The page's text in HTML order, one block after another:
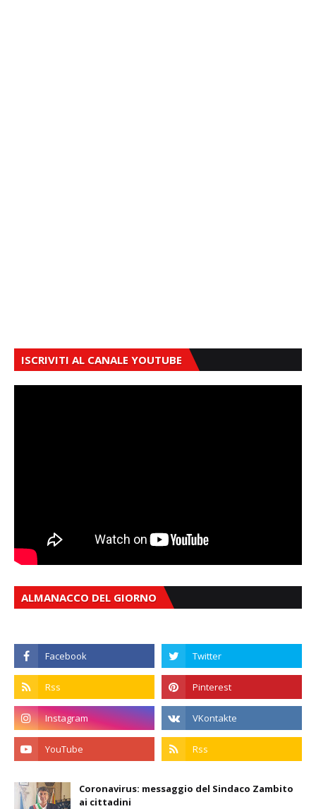
ISCRIVITI AL CANALE YOUTUBE
ALMANACCO DEL GIORNO
Coronavirus: messaggio del Sindaco Zambito
ai cittadini